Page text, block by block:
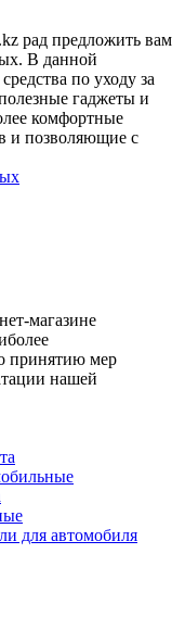
рад предложить вам
В данной
по уходу за
гаджеты и
комфортные
и позволяющие с
магазине
принятию мер
нашей
для автомобиля